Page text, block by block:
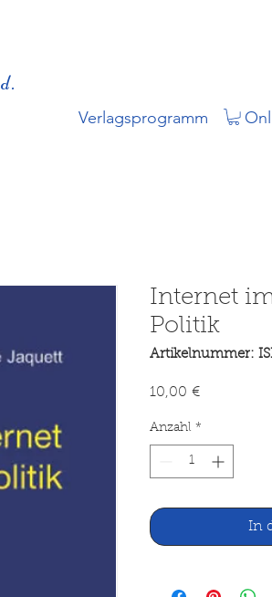
Verlagsprogramm
Internet
Politik
Artikelnummer:
10,00 €Preis
Anzahl *
In